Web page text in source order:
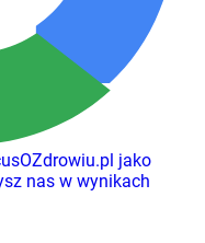
jako
nas w wynikach